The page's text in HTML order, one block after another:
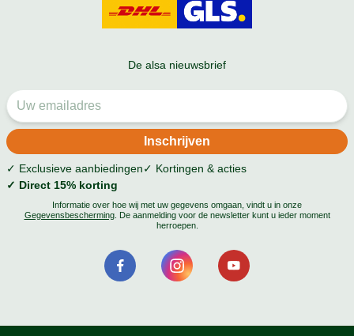
De alsa nieuwsbrief
✓ Exclusieve aanbiedingen✓ Kortingen & acties
✓ Direct 15% korting
Informatie over hoe wij met uw gegevens omgaan, vindt u in onze
Gegevensbescherming. De aanmelding voor de newsletter kunt u ieder moment
herroepen.